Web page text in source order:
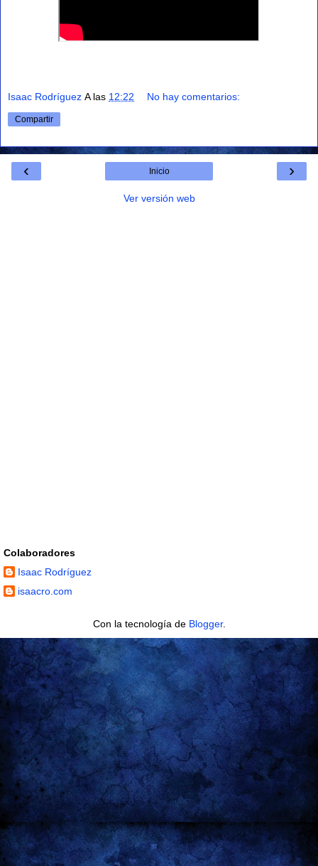
Isaac Rodríguez A las 12:22 No hay comentarios:
Compartir
‹ ›
Inicio
Ver versión web
Colaboradores
Isaac Rodríguez
isaacro.com
Con la tecnología de Blogger.